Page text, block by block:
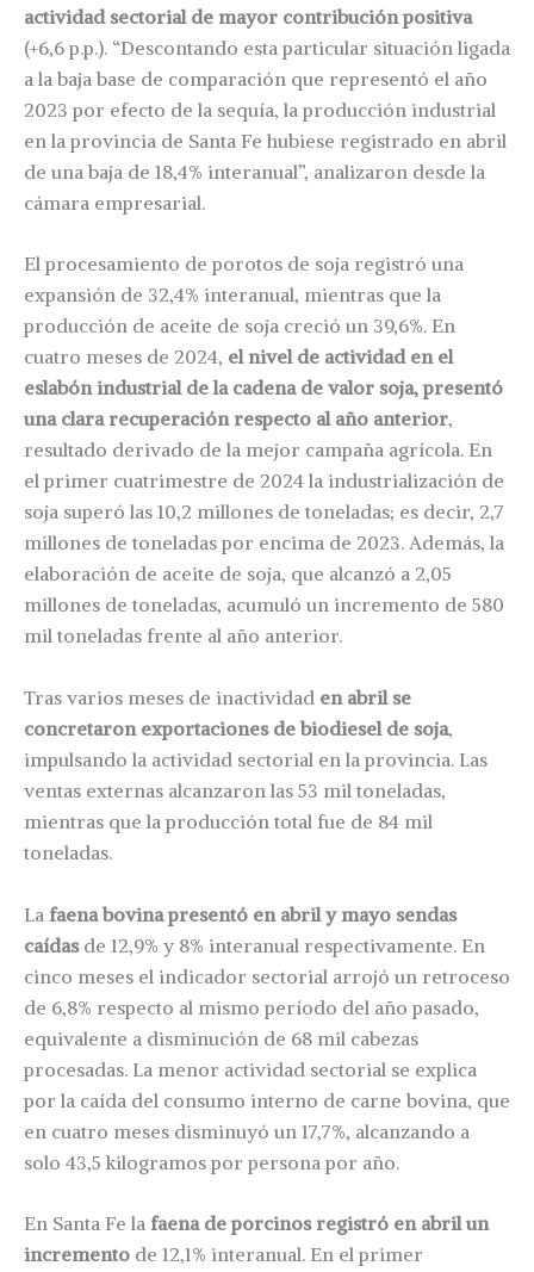
actividad sectorial de mayor contribución positiva
(+6,6 p.p.). “Descontando esta particular situación ligada
a la baja base de comparación que representó el año
2023 por efecto de la sequía, la producción industrial
en la provincia de Santa Fe hubiese registrado en abril
de una baja de 18,4% interanual”, analizaron desde la
cámara empresarial.
El procesamiento de porotos de soja registró una
expansión de 32,4% interanual, mientras que la
producción de aceite de soja creció un 39,6%. En
cuatro meses de 2024, el nivel de actividad en el
eslabón industrial de la cadena de valor soja, presentó
una clara recuperación respecto al año anterior,
resultado derivado de la mejor campaña agrícola. En
el primer cuatrimestre de 2024 la industrialización de
soja superó las 10,2 millones de toneladas; es decir, 2,7
millones de toneladas por encima de 2023. Además, la
elaboración de aceite de soja, que alcanzó a 2,05
millones de toneladas, acumuló un incremento de 580
mil toneladas frente al año anterior.
Tras varios meses de inactividad en abril se
concretaron exportaciones de biodiesel de soja,
impulsando la actividad sectorial en la provincia. Las
ventas externas alcanzaron las 53 mil toneladas,
mientras que la producción total fue de 84 mil
toneladas.
La faena bovina presentó en abril y mayo sendas
caídasde 12,9% y 8% interanual respectivamente. En
cinco meses el indicador sectorial arrojó un retroceso
de 6,8% respecto al mismo período del año pasado,
equivalente a disminución de 68 mil cabezas
procesadas. La menor actividad sectorial se explica
por la caída del consumo interno de carne bovina, que
en cuatro meses disminuyó un 17,7%, alcanzando a
solo 43,5 kilogramos por persona por año.
En Santa Fe la faena de porcinos registró en abril un
incremento de 12,1% interanual. En el primer